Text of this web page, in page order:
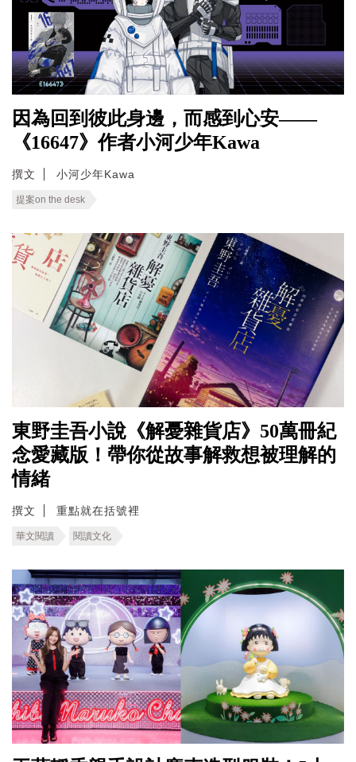
因為回到彼此身邊，而感到心安——
《16647》作者小河少年Kawa
撰文 小河少年Kawa
提案on the desk
東野圭吾小說《解憂雜貨店》50萬冊紀
念愛藏版！帶你從故事解救想被理解的
情緒
撰文 重點就在括號裡
華文閱讀 閱讀文化